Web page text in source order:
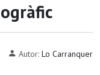
Autor: Lo Carranquer